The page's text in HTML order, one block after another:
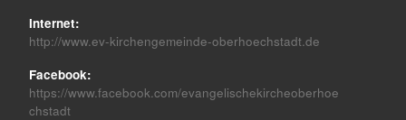
Internet:
http://www.ev-kirchengemeinde-oberhoechstadt.de
Facebook:
https://www.facebook.com/evangelischekircheoberhoe
chstadt